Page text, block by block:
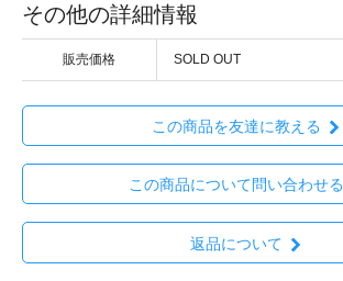
その他の詳細情報
販売価格 SOLD OUT
この商品を友達に教える
この商品について問い合わせる
返品について